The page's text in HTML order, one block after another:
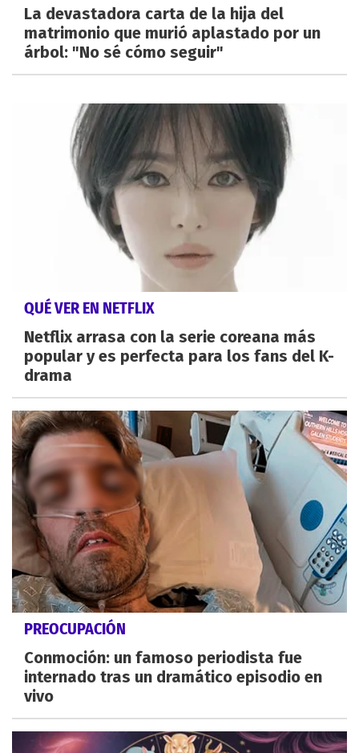
La devastadora carta de la hija del
matrimonio que murió aplastado por un
árbol: "No sé cómo seguir"
QUÉ VER EN NETFLIX
Netflix arrasa con la serie coreana más
popular y es perfecta para los fans del K-
drama
PREOCUPACIÓN
Conmoción: un famoso periodista fue
internado tras un dramático episodio en
vivo